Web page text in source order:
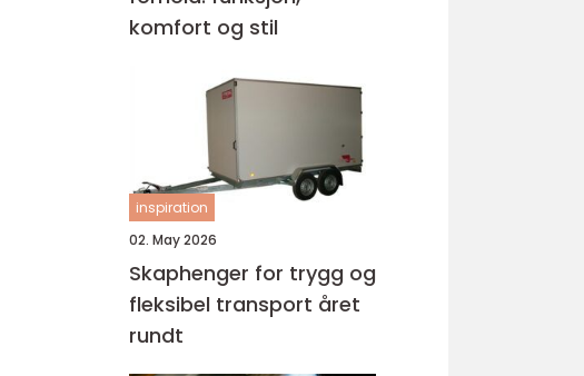
komfort og stil
inspiration
02. May 2026
Skaphenger for trygg og
fleksibel transport året
rundt